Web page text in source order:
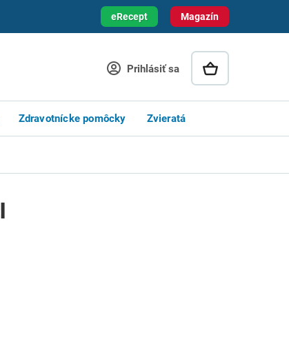
Magazín
eRecept
Prihlásiť sa
Zdravotnícke pomôcky Zvieratá